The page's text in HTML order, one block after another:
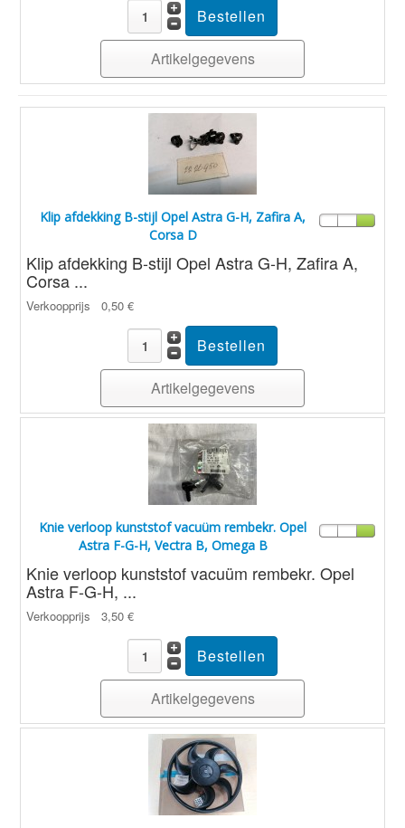
Artikelgegevens
Klip afdekking B-stijl Opel Astra G-H, Zafira A,
Corsa D
Klip afdekking B-stijl Opel Astra G-H, Zafira A,
Corsa ...
Verkoopprijs 0,50 €
Artikelgegevens
Knie verloop kunststof vacuüm rembekr. Opel
Astra F-G-H, Vectra B, Omega B
Knie verloop kunststof vacuüm rembekr. Opel
Astra F-G-H, ...
Verkoopprijs 3,50 €
Artikelgegevens